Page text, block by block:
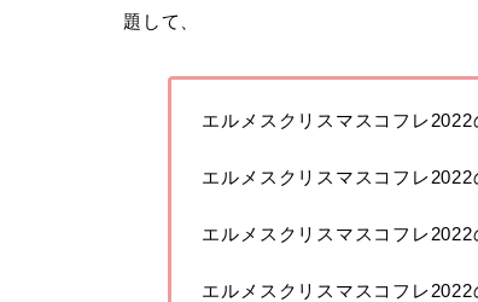
題して、
エルメスクリスマスコフレ2022
エルメスクリスマスコフレ2022
エルメスクリスマスコフレ
エルメスクリスマスコフレ2022